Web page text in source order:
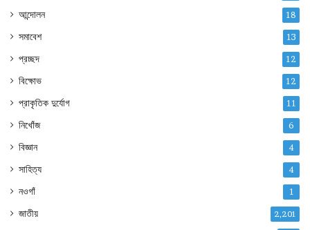
আন্দোলন 18
সমাবেশ 13
প্রচ্ছদ 12
বিক্ষোভ 12
প্রাকৃতিক দুর্যোগ 11
নিখোঁজ 6
বিজ্ঞান 4
সাহিত্য 4
নওগাঁ 1
জাতীয় 2,201